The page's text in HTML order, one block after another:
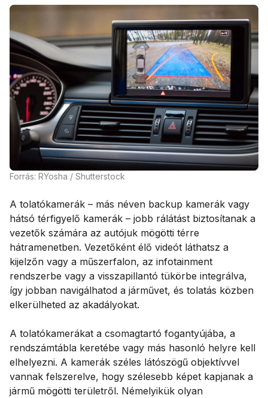
Forrás: RYosha / Shutterstock
A tolatókamerák – más néven backup kamerák vagy
hátsó térfigyelő kamerák – jobb rálátást biztosítanak a
vezetők számára az autójuk mögötti térre
hátramenetben. Vezetőként élő videót láthatsz a
kijelzőn vagy a műszerfalon, az infotainment
rendszerbe vagy a visszapillantó tükörbe integrálva,
így jobban navigálhatod a járművet, és tolatás közben
elkerülheted az akadályokat.
A tolatókamerákat a csomagtartó fogantyújába, a
rendszámtábla keretébe vagy más hasonló helyre kell
elhelyezni. A kamerák széles látószögű objektívvel
vannak felszerelve, hogy szélesebb képet kapjanak a
jármű mögötti területről. Némelyikük olyan